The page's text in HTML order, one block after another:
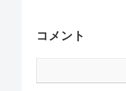
コメント